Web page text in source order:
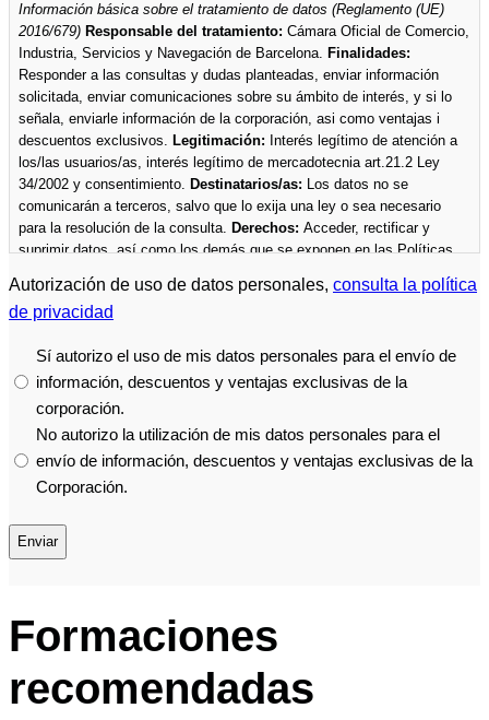
privacidad
Información básica sobre el tratamiento de datos (Reglamento (UE)
2016/679) Responsable del tratamiento: Cámara Oficial de Comercio,
Industria, Servicios y Navegación de Barcelona. Finalidades:
Responder a las consultas y dudas planteadas, enviar información
solicitada, enviar comunicaciones sobre su ámbito de interés, y si lo
señala, enviarle información de la corporación, asi como ventajas i
descuentos exclusivos. Legitimación: Interés legítimo de atención a
los/las usuarios/as, interés legítimo de mercadotecnia art.21.2 Ley
34/2002 y consentimiento. Destinatarios/as: Los datos no se
comunicarán a terceros, salvo que lo exija una ley o sea necesario
para la resolución de la consulta. Derechos: Acceder, rectificar y
suprimir datos, así como los demás que se exponen en las Políticas
Cámara.
Autorización de uso de datos personales, consulta la política
de privacidad
Sí autorizo el uso de mis datos personales para el envío de
información, descuentos y ventajas exclusivas de la
corporación.
No autorizo ​​la utilización de mis datos personales para el
envío de información, descuentos y ventajas exclusivas de la
Corporación.
Formaciones
recomendadas